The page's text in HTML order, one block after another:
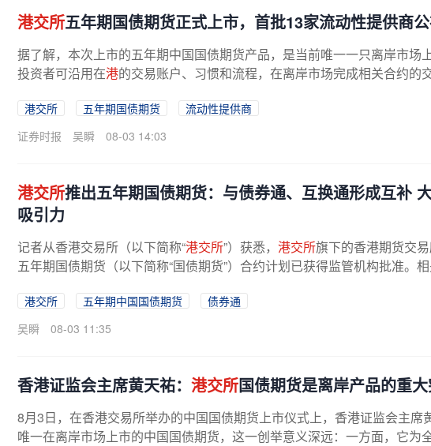
港交所五年期国债期货正式上市，首批13家流动性提供商
据了解，本次上市的五年期中国国债期货产品，是当前唯一一只离岸市场
投资者可沿用在港的交易账户、习惯和流程，在离岸市场完成相关合约的
港交所 五年期国债期货
流动性提供商
证券时报
吴瞬 08-03 14:03
港交所推出五年期国债期货：与债券通、互换通形成互补
吸引力
记者从香港交易所（以下简称“港交所”）获悉， 港交所旗下的香港期货交
五年期国债期货（以下简称“国债期货”）合约计划已获得监管机构批准。
港交所 五年期中国国债期货
债券通
吴瞬
08-03 11:35
香港证监会主席黄天祐： 港交所国债期货是离岸产品的重
8月3日，在香港交易所举办的中国国债期货上市仪式上，香港证监会主席
唯一在离岸市场上市的中国国债期货，这一创举意义深远：一方面，它为